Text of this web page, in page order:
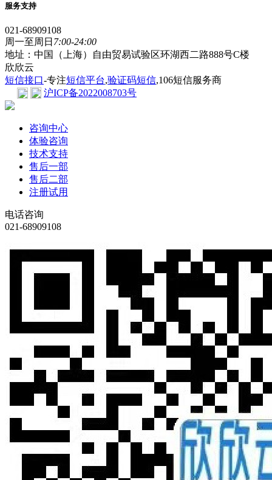
服务支持
021-68909108
周一至周日 7:00-24:00
地址：中国（上海）自由贸易试验区环湖西二路888号C楼
欣欣云
短信接口-专注短信平台,验证码短信,106短信服务商
沪ICP备2022008703号
咨询中心
体验咨询
技术支持
售后一部
售后二部
注册试用
电话咨询
021-68909108